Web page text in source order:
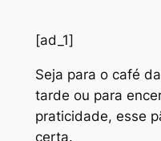
[ad_1]
Seja para o café
tarde ou para
praticidade, esse
certa.